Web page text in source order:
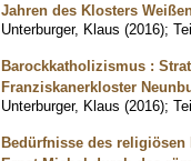
Jahren des Klosters
Unterburger, Klaus (2016);
Barockkatholizismus :
Franziskanerkloster
Unterburger, Klaus (2016);
Bedürfnisse des